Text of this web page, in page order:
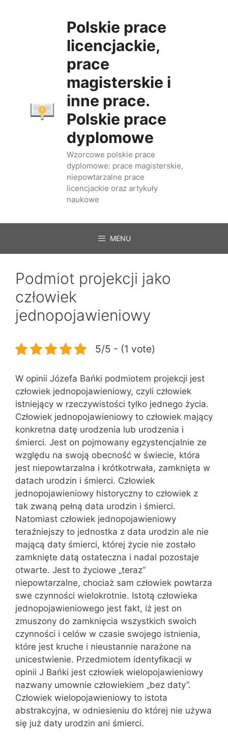
Polskie prace
licencjackie,
prace
magisterskie i
inne prace.
Polskie prace
dyplomowe
Wzorcowe polskie prace
dyplomowe: prace magisterskie,
niepowtarzalne prace
licencjackie oraz artykuły
naukowe
MENU
Podmiot projekcji jako
człowiek
jednopojawieniowy
5/5 - (1 vote)
W opinii Józefa Bańki podmiotem projekcji jest
człowiek jednopojawieniowy, czyli człowiek
istniejący w rzeczywistości tylko jednego życia.
Człowiek jednopojawieniowy to człowiek mający
konkretna datę urodzenia lub urodzenia i
śmierci. Jest on pojmowany egzystencjalnie ze
względu na swoją obecność w świecie, która
jest niepowtarzalna i krótkotrwała, zamknięta w
datach urodzin i śmierci. Człowiek
jednopojawieniowy historyczny to człowiek z
tak zwaną pełną data urodzin i śmierci.
Natomiast człowiek jednopojawieniowy
teraźniejszy to jednostka z data urodzin ale nie
mającą daty śmierci, której życie nie zostało
zamknięte datą ostateczna i nadal pozostaje
otwarte. Jest to życiowe „teraz”
niepowtarzalne, chociaż sam człowiek powtarza
swe czynności wielokrotnie. Istotą człowieka
jednopojawieniowego jest fakt, iż jest on
zmuszony do zamknięcia wszystkich swoich
czynności i celów w czasie swojego istnienia,
które jest kruche i nieustannie narażone na
unicestwienie. Przedmiotem identyfikacji w
opinii J Bańki jest człowiek wielopojawieniowy
nazwany umownie człowiekiem „bez daty”.
Człowiek wielopojawieniowy to istota
abstrakcyjna, w odniesieniu do której nie używa
się już daty urodzin ani śmierci.